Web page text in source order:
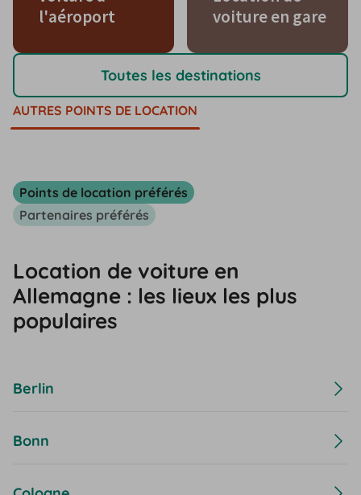
l'aéroport
voiture en gare
Toutes les destinations
AUTRES POINTS DE LOCATION
Points de location préférés
Partenaires préférés
Location de voiture en
Allemagne : les lieux les plus
populaires
Berlin
Bonn